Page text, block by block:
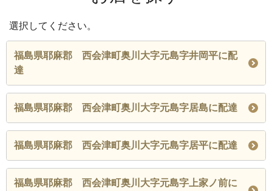
選択してください。
福島県耶麻郡 西会津町奥川大字元島字井岡平に配
達
福島県耶麻郡 西会津町奥川大字元島字居島に配達
福島県耶麻郡 西会津町奥川大字元島字居平に配達
福島県耶麻郡 西会津町奥川大字元島字上家ノ前に